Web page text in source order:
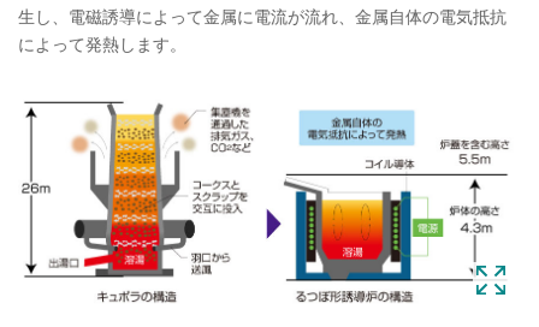
生し、電磁誘導によって金属に電流が流れ、金属自体の電気抵抗
によって発熱します。